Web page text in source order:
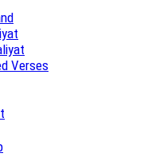
Verses